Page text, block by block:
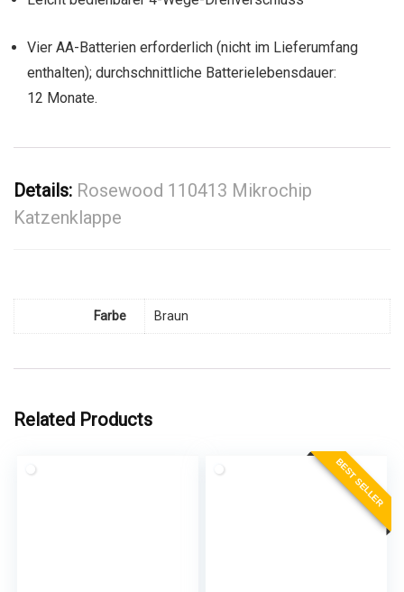
Vier AA-Batterien erforderlich (nicht im Lieferumfang
enthalten); durchschnittliche Batterielebensdauer:
12 Monate.
Details: Rosewood 110413 Mikrochip
Katzenklappe
Farbe Braun
Related Products
BEST SELLER